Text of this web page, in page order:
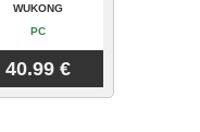
WUKONG
PC
40.99 €